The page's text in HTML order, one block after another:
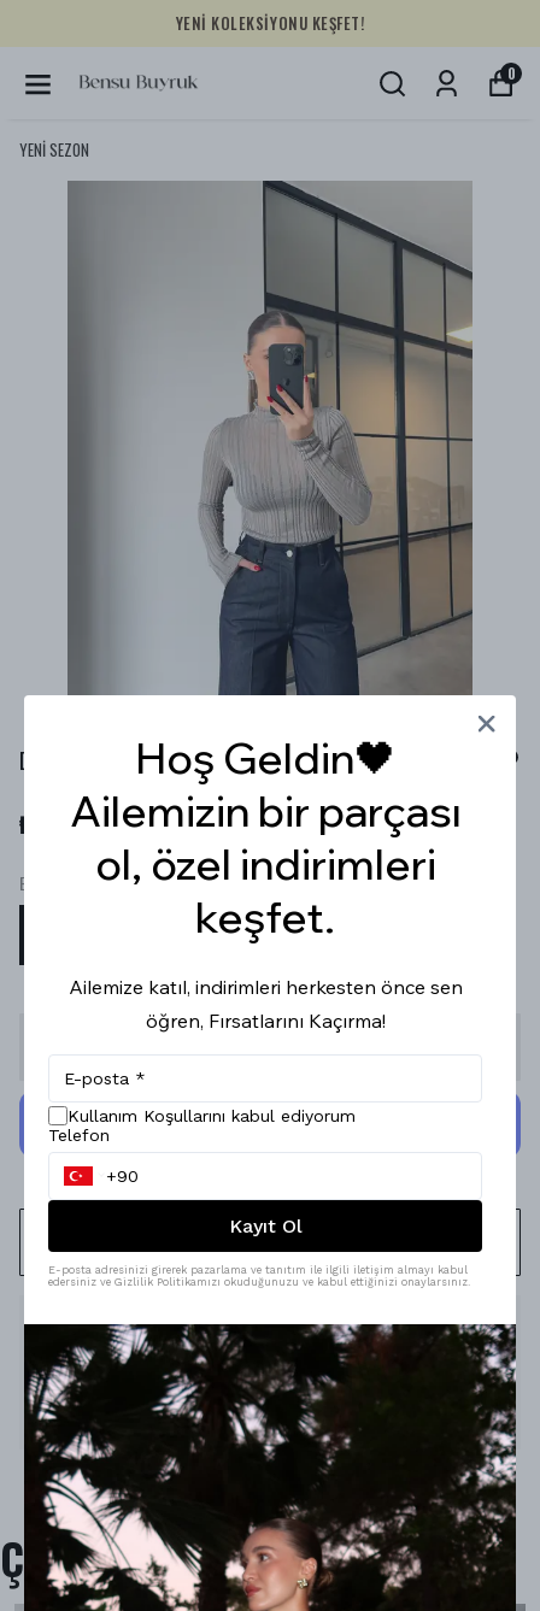
YENİ KOLEKSİYONU KEŞFET!
0
YENİ SEZON
DİK YAKA ÇİZGİLİ TRANSPARAN GRİ BLUZ
₺ 549.99
Beden
Stoğa Gelince Haber Ver
WHATSAPP
Ürün Açıklaması
Model Ölçüleri : 167cm/53kg
Modelin Beden : STANDART beden
Ürün İçeriği : -
Ürün Boyu : -
Çok Satanlar
Hoş Geldin🖤
Ailemizin bir parçası
ol, özel indirimleri
keşfet.
Ailemize katıl, indirimleri herkesten önce sen
öğren, Fırsatlarını Kaçırma!
Kullanım Koşullarını kabul ediyorum
Telefon
Kayıt Ol
E-posta adresinizi girerek pazarlama ve tanıtım ile ilgili iletişim almayı kabul
edersiniz ve Gizlilik Politikamızı okuduğunuzu ve kabul ettiğinizi onaylarsınız.